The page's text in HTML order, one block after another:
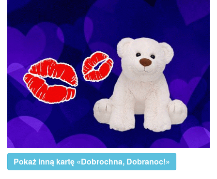
Pokaż inną kartę «Dobrochna, Dobranoc!»